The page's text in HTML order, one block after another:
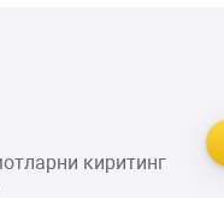
киритинг